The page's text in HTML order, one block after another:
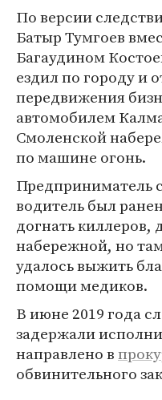
По версии
Батыр Тумгоев
Багаудином
ездил по городу и
передвижения
автомобилем
Смоленской
по машине огонь.
Предприниматель
водитель был
догнать киллеров,
набережной, но
удалось выжить
помощи медиков.
В июне 2019 года
задержали
направлено в
обвинительного